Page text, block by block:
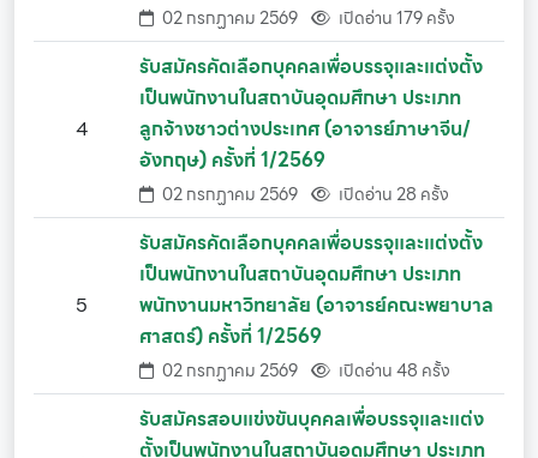
02 กรกฏาคม 2569 เปิดอ่าน 179 ครั้ง
4
รับสมัครคัดเลือกบุคคลเพื่อบรรจุและแต่งตั้ง
เป็นพนักงานในสถาบันอุดมศึกษา ประเภท
ลูกจ้างชาวต่างประเทศ (อาจารย์ภาษาจีน/
อังกฤษ) ครั้งที่ 1/2569
02 กรกฏาคม 2569 เปิดอ่าน 28 ครั้ง
5
รับสมัครคัดเลือกบุคคลเพื่อบรรจุและแต่งตั้ง
เป็นพนักงานในสถาบันอุดมศึกษา ประเภท
พนักงานมหาวิทยาลัย (อาจารย์คณะพยาบาล
ศาสตร์) ครั้งที่ 1/2569
02 กรกฏาคม 2569 เปิดอ่าน 48 ครั้ง
รับสมัครสอบแข่งขันบุคคลเพื่อบรรจุและแต่ง
ตั้งเป็นพนักงานในสถาบันอุดมศึกษา ประเภท